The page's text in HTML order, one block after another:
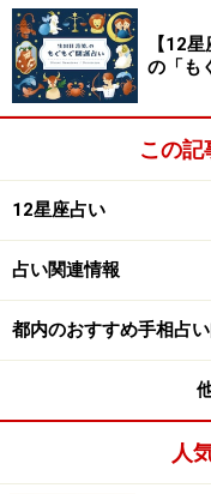
【12
の「も
この記
12星座占い
占い関連情報
都内のおすすめ手相占
人